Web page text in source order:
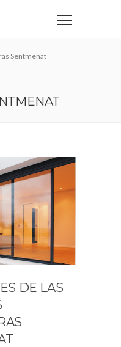
Sentmenat
DE LAS